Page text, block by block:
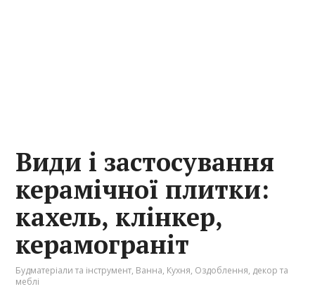
Види і застосування
керамічної плитки:
кахель, клінкер,
керамограніт
Будматеріали та інструмент, Ванна, Кухня, Оздоблення, декор та
меблі